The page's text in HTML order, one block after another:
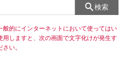
検索
般的にインターネットにおいて使ってはい
用しますと、次の画面で文字化けが発生す
い。